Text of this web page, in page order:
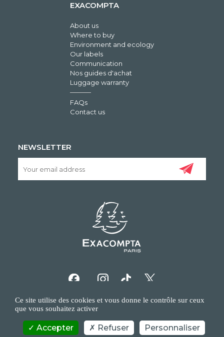
EXACOMPTA
About us
Where to buy
Environment and ecology
Our labels
Communication
Nos guides d'achat
Luggage warranty
FAQs
Contact us
NEWSLETTER
COPYRIGHT/IP POLICY PERSONAL DATA POLICY CONTACT US
Ce site utilise des cookies et vous donne le contrôle sur ceux
que vous souhaitez activer
Accepter Refuser Personnaliser